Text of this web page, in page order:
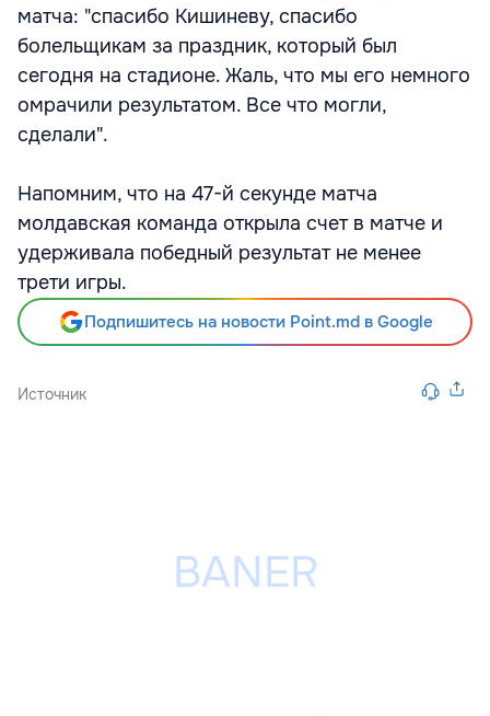
матча: "спасибо Кишиневу, спасибо
болельщикам за праздник, который был
сегодня на стадионе. Жаль, что мы его немного
омрачили результатом. Все что могли,
сделали".
Напомним, что на 47-й секунде матча
молдавская команда открыла счет в матче и
удерживала победный результат не менее
трети игры.
Подпишитесь на новости Point.md в Google
Источник